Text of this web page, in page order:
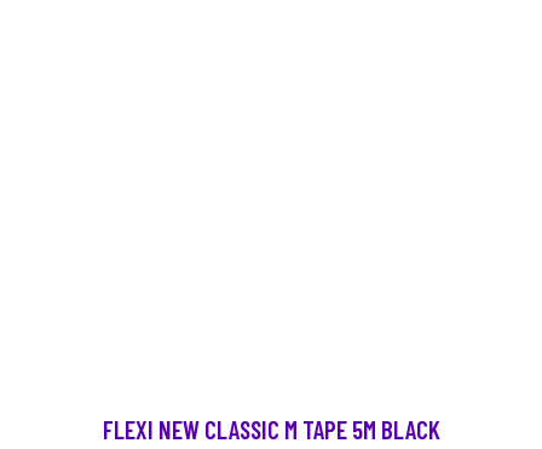
FLEXI NEW CLASSIC M TAPE 5M BLACK